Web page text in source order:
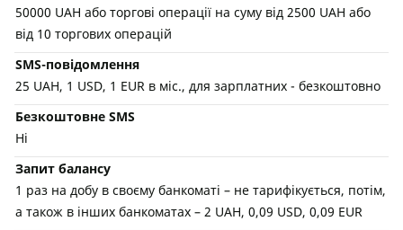
50000 UAH або торгові операції на суму від 2500 UAH або
від 10 торгових операцій
SMS-повідомлення
25 UAH, 1 USD, 1 EUR в міс., для зарплатних - безкоштовно
Безкоштовне SMS
Ні
Запит балансу
1 раз на добу в своєму банкоматі – не тарифікується, потім,
а також в інших банкоматах – 2 UAH, 0,09 USD, 0,09 EUR